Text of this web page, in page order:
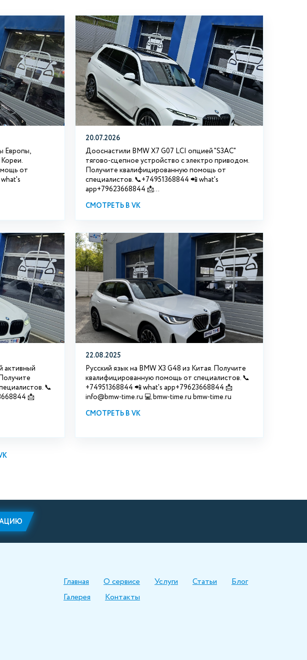
Европы,
от
20.07.2026
Дооснастили BMW Х7 G07 LCI опцией "S3АС"
тягово-сцепное устройство с электро приводом.
Получите квалифицированную помощь от
специалистов. 📞+74951368844 📲 what's
app+79623668844 📩...
СМОТРЕТЬ В VK
активный
📞
📩
22.08.2025
Русский язык на BMW X3 G48 из Китая. Получите
квалифицированную помощь от специалистов. 📞
+74951368844 📲 what's app+79623668844 📩
info@bmw-time.ru 💻 bmw-time.ru bmw-time.ru
СМОТРЕТЬ В VK
Главная О сервисе Услуги Статьи
Блог
Галерея
Контакты